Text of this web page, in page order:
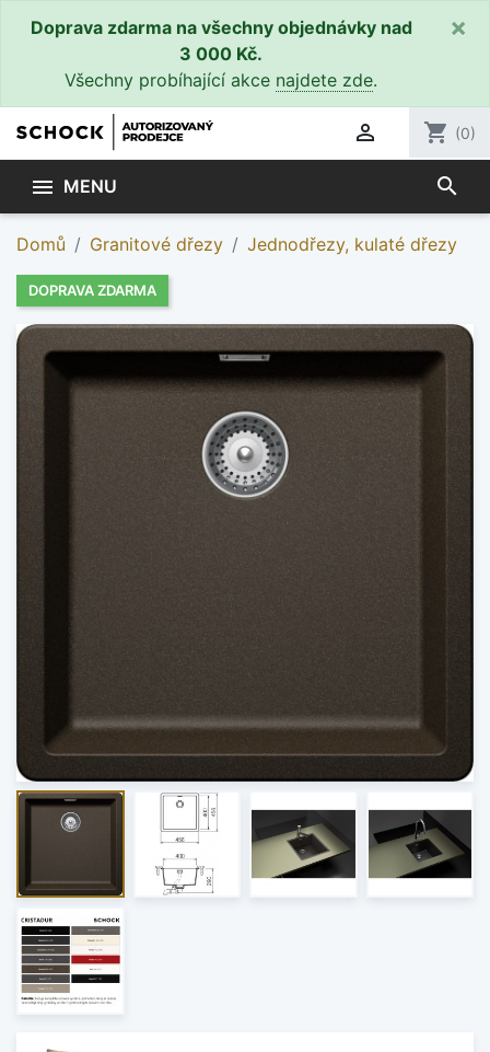
Doprava zdarma na všechny objednávky nad
3 000 Kč.
Všechny probíhající akce najdete zde.
×
 shopping_cart (0)
 MENU search
Domů Granitové dřezy Jednodřezy, kulaté dřezy
DOPRAVA ZDARMA